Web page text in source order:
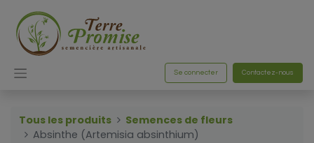
Se connecter Contactez-nous
Tous les produits
Semences de fleurs
Absinthe (Artemisia absinthium)